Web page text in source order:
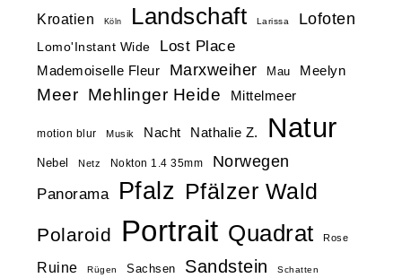
Kroatien Köln Landschaft Larissa Lofoten
Lomo'Instant Wide Lost Place
Mademoiselle Fleur Marxweiher Mau Meelyn
Meer Mehlinger Heide Mittelmeer
motion blur Musik Nacht Nathalie Z. Natur
Nebel Netz Nokton 1.4 35mm Norwegen
Panorama Pfalz Pfälzer Wald
Polaroid Portrait Quadrat Rose
Ruine Rügen Sachsen Sandstein Schatten